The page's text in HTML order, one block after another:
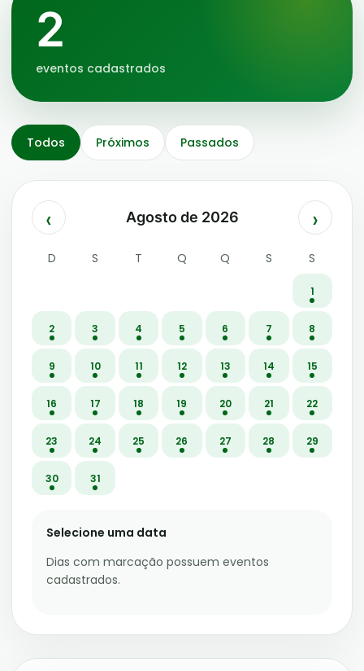
2
eventos cadastrados
Todos Próximos Passados
‹ Agosto de 2026 ›
D S T Q Q S S
1
2 3 4 5 6 7 8
9 10 11 12 13 14 15
16 17 18 19 20 21 22
23 24 25 26 27 28 29
30 31
Selecione uma data
Dias com marcação possuem eventos
cadastrados.